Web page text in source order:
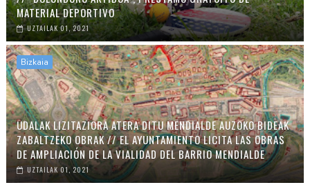
MATERIAL DEPORTIVO
UZTAILAK 01, 2021
Bizkaia
UDALAK LIZITAZIORA ATERA DITU MENDIALDE AUZOKO BIDEAK
ZABALTZEKO OBRAK // EL AYUNTAMIENTO LICITA LAS OBRAS
DE AMPLIACIÓN DE LA VIALIDAD DEL BARRIO MENDIALDE
UZTAILAK 01, 2021